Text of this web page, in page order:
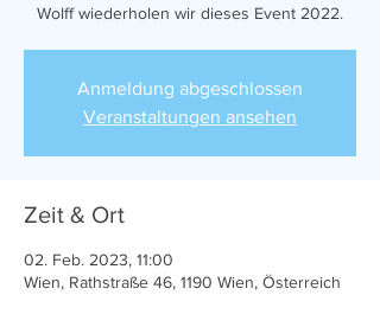
Wolff wiederholen wir dieses Event 2022.
Anmeldung abgeschlossen
Veranstaltungen ansehen
Zeit & Ort
02. Feb. 2023, 11:00
Wien, Rathstraße 46, 1190 Wien, Österreich